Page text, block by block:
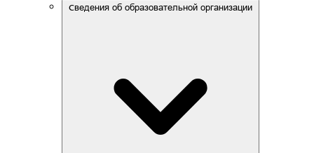
Сведения об образовательной организации